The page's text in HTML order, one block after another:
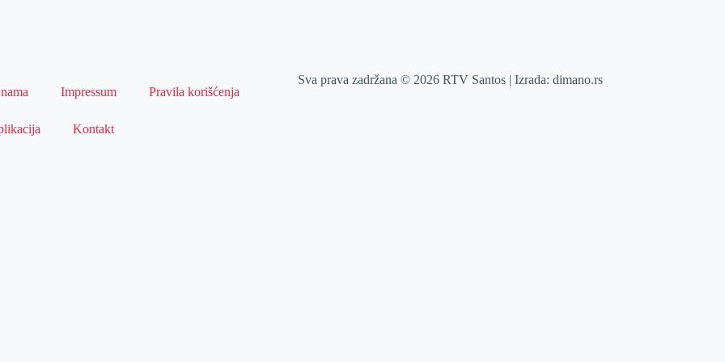
Impressum Pravila korišćenja
Kontakt
Sva prava zadržana © 2026 RTV Santos | Izrada:dimano.rs